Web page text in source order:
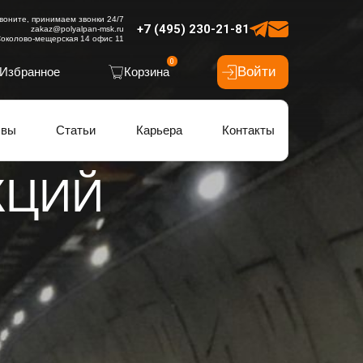
+7 (495) 230-21-81
принимаем звонки 24/7
zakaz@polyalpan-msk.ru
мещерская 14 офис 11
Корзина
0
Войти
Статьи Карьера Контакты